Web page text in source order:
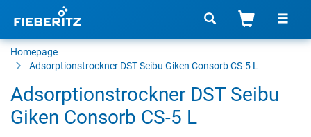
Homepage
Adsorptionstrockner DST Seibu Giken Consorb CS-5 L
Adsorptionstrockner DST Seibu
Giken Consorb CS-5 L